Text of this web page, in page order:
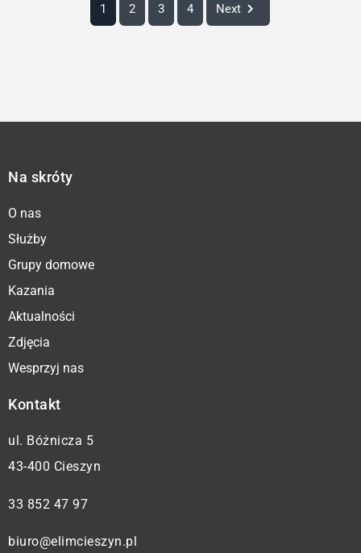
1 2 3 4 Next
Na skróty
O nas
Służby
Grupy domowe
Kazania
Aktualności
Zdjęcia
Wesprzyj nas
Kontakt
ul. Bóżnicza 5
43-400 Cieszyn
33 852 47 97
biuro@elimcieszyn.pl